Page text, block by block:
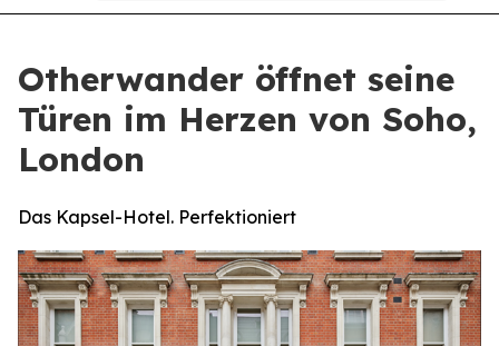
Otherwander öffnet seine
Türen im Herzen von Soho,
London
Das Kapsel-Hotel. Perfektioniert